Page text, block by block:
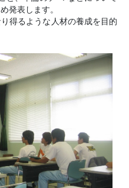
発表します。
得るような人材の養成を目的